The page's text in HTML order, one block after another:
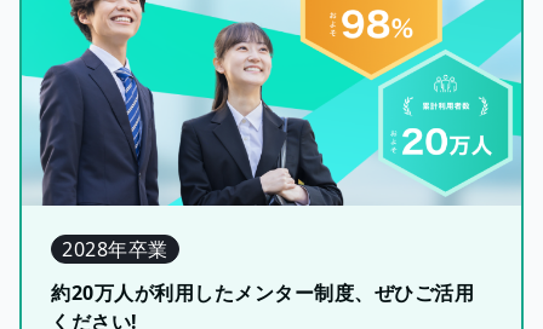
2028年卒業
約20万人が利用したメンター制度、ぜひご活用
ください!